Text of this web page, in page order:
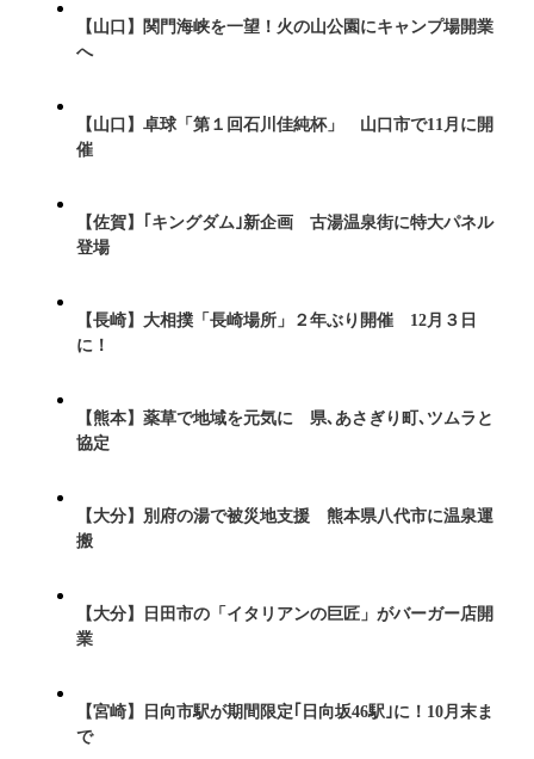
【山口】関門海峡を一望！火の山公園にキャンプ場開業
へ
【山口】卓球「第１回石川佳純杯」 山口市で11月に開
催
【佐賀】｢キングダム｣新企画 古湯温泉街に特大パネル
登場
【長崎】大相撲「長崎場所」２年ぶり開催 12月３日
に！
【熊本】薬草で地域を元気に 県､あさぎり町､ツムラと
協定
【大分】別府の湯で被災地支援 熊本県八代市に温泉運
搬
【大分】日田市の「イタリアンの巨匠」がバーガー店開
業
【宮崎】日向市駅が期間限定｢日向坂46駅｣に！10月末ま
で